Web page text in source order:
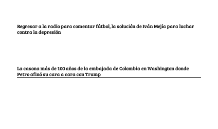
Regresar a la radio para comentar fútbol, la solución de Iván Mejía para luchar
contra la depresión
La casona más de 100 años de la embajada de Colombia en Washington donde
Petro afinó su cara a cara con Trump